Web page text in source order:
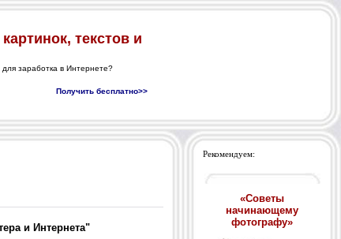
и Интернета"
Рекомендуем:
«Советы
начинающему
фотографу»